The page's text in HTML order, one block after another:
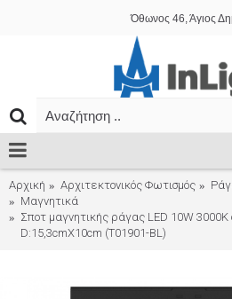
Όθωνος 46, Άγιος
Αρχική Αρχιτεκτονικός Φωτισμός
Μαγνητικά
Σποτ μαγνητικής ράγας LED 10W
D:15,3cmX10cm (T01901-BL)